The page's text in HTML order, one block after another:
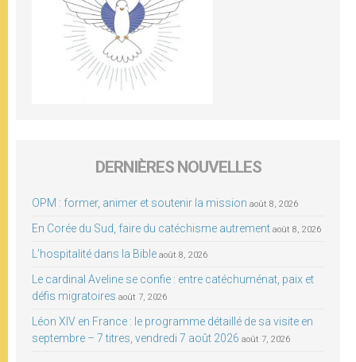
DERNIÈRES NOUVELLES
OPM : former, animer et soutenir la mission août 8, 2026
En Corée du Sud, faire du catéchisme autrement août 8, 2026
L’hospitalité dans la Bible août 8, 2026
Le cardinal Aveline se confie : entre catéchuménat, paix et
défis migratoires août 7, 2026
Léon XIV en France : le programme détaillé de sa visite en
septembre – 7 titres, vendredi 7 août 2026 août 7, 2026